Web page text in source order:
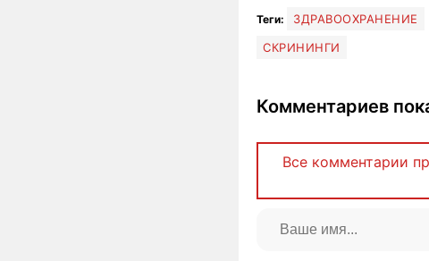
Теги: ЗДРАВООХРАНЕНИЕ
СКРИНИНГИ
Комментариев
Все комментарии